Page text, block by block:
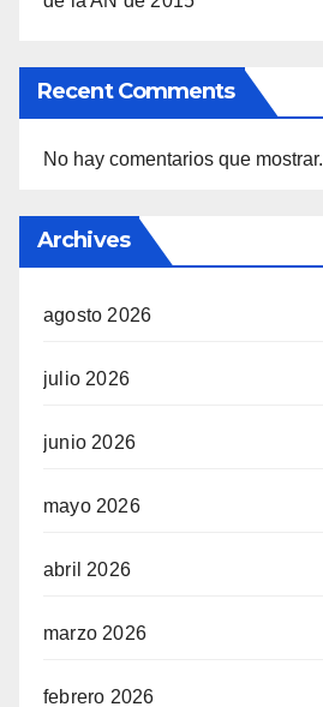
Recent Comments
No hay comentarios que mostrar.
Archives
agosto 2026
julio 2026
junio 2026
mayo 2026
abril 2026
marzo 2026
febrero 2026